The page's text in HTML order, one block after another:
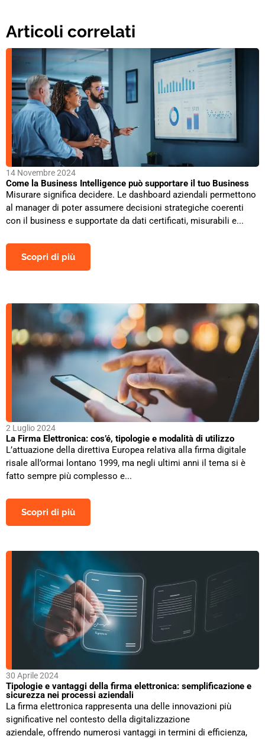
Articoli correlati
14 Novembre 2024
Come la Business Intelligence può supportare il tuo Business
Misurare significa decidere. Le dashboard aziendali permettono
al manager di poter assumere decisioni strategiche coerenti
con il business e supportate da dati certificati, misurabili e...
Scopri di più
2 Luglio 2024
La Firma Elettronica: cos’é, tipologie e modalità di utilizzo
L’attuazione della direttiva Europea relativa alla firma digitale
risale all’ormai lontano 1999, ma negli ultimi anni il tema si è
fatto sempre più complesso e...
Scopri di più
30 Aprile 2024
Tipologie e vantaggi della firma elettronica: semplificazione e
sicurezza nei processi aziendali
La firma elettronica rappresenta una delle innovazioni più
significative nel contesto della digitalizzazione
aziendale, offrendo numerosi vantaggi in termini di efficienza,